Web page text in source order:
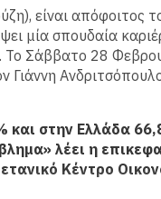
με τους
του Συλλόγου
ονόματα των μελών
στην
που συζητήθηκαν
και
είναι απόφοιτος
μία σπουδαία
Το Σάββατο 28
Γιάννη
και στην Ελλάδα
λέει η
Κέντρο